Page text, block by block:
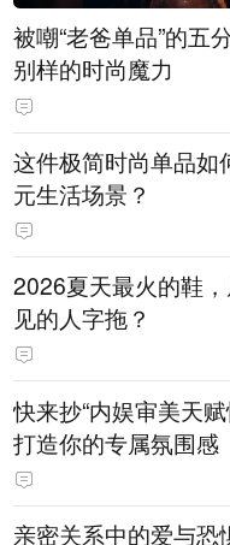
被嘲“老爸单品”的五
别样的时尚魔力
这件极简时尚单品如
元生活场景？
2026夏天最火的鞋
见的人字拖？
快来抄“内娱审美天赋
打造你的专属氛围感
亲密关系中的爱与恐